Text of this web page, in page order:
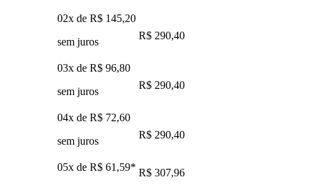
02x de R$ 145,20
sem juros
R$ 290,40
03x de R$ 96,80
sem juros
R$ 290,40
04x de R$ 72,60
sem juros
R$ 290,40
05x de R$ 61,59* R$ 307,96